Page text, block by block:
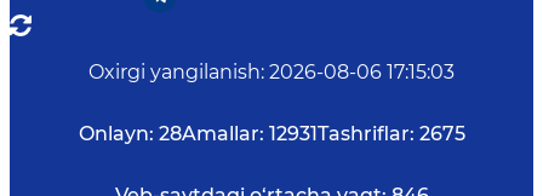
Oxirgi yangilanish: 2026-08-06 17:15:03
Onlayn: 28Amallar: 12931Tashriflar: 2675